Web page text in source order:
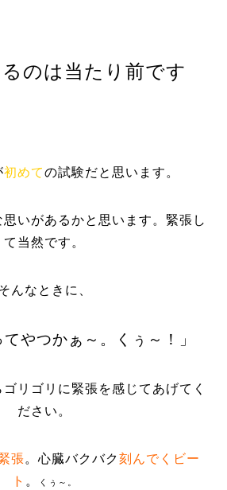
るのは当たり前です
初めての試験だと思います。
いがあるかと思います。緊張し
て当然です。
んなときに、
てやつかぁ～。くぅ～！」
リゴリに緊張を感じてあげてく
ださい。
張。心臓バクバク刻んでくビー
ト 。 くぅ～。